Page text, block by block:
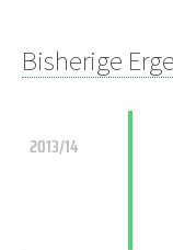
Bisherige
2013/14